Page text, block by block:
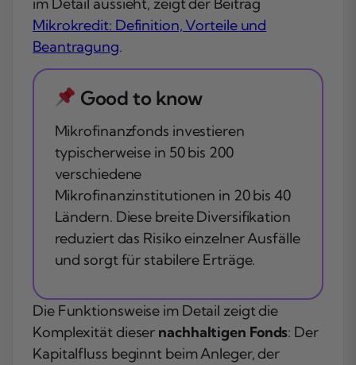
im Detail aussieht, zeigt der Beitrag
Mikrokredit: Definition, Vorteile und
Beantragung.
Good to know
Mikrofinanzfonds investieren
typischerweise in 50 bis 200
verschiedene
Mikrofinanzinstitutionen in 20 bis 40
Ländern. Diese breite Diversifikation
reduziert das Risiko einzelner Ausfälle
und sorgt für stabilere Erträge.
Die Funktionsweise im Detail zeigt die
Komplexität dieser nachhaltigen Fonds: Der
Kapitalfluss beginnt beim Anleger, der